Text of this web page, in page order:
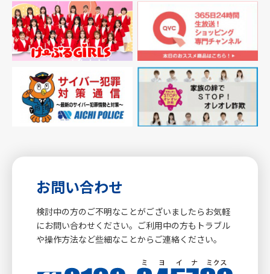
お問い合わせ
検討中の方のご不明なことがございましたらお気軽
にお問い合わせください。ご利用中の方もトラブル
や操作方法など些細なことからご連絡ください。